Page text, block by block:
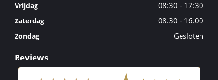
Vrijdag 08:30 - 17:30
Zaterdag 08:30 - 16:00
Zondag Gesloten
Reviews